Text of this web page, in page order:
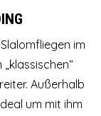
im
Außerhalb
um mit ihm